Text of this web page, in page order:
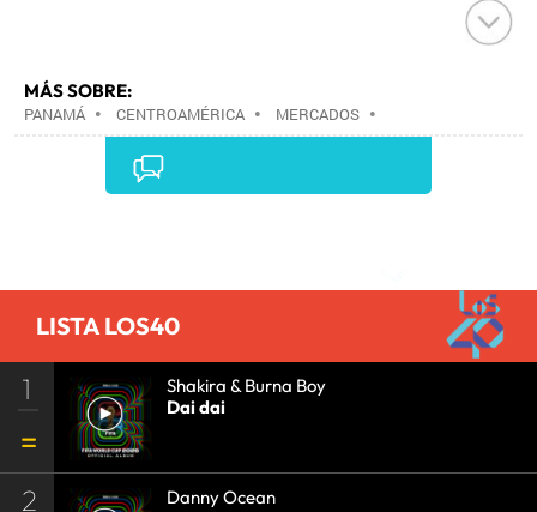
MÁS SOBRE:
PANAMÁ • CENTROAMÉRICA • MERCADOS •
ESTABLECIMIENTOS COMERCIALES•
LATINOAMÉRICA•
•
LISTA LOS40
1
Shakira & Burna Boy
Dai dai
2
Danny Ocean